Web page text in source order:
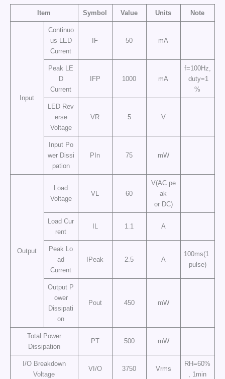
Item Symbol Value Units Note
Input
Continuo
us LED
Current
IF 50 mA
Peak LE
D
Current
IFP 1000 mA
f=100Hz,
duty=1
%
LED Rev
erse
Voltage
VR 5 V
Input Po
wer Dissi
pation
PIn 75 mW
Output
Load
Voltage
VL 60
V(AC pe
ak
or DC)
Load Cur
rent
IL 1.1 A
Peak Lo
ad
Current
IPeak 2.5 A
100ms(1
pulse)
Output P
ower
Dissipati
on
Pout 450 mW
Total Power
Dissipation
PT 500 mW
I/O Breakdown
Voltage
VI/O 3750 Vrms
RH=60%
, 1min